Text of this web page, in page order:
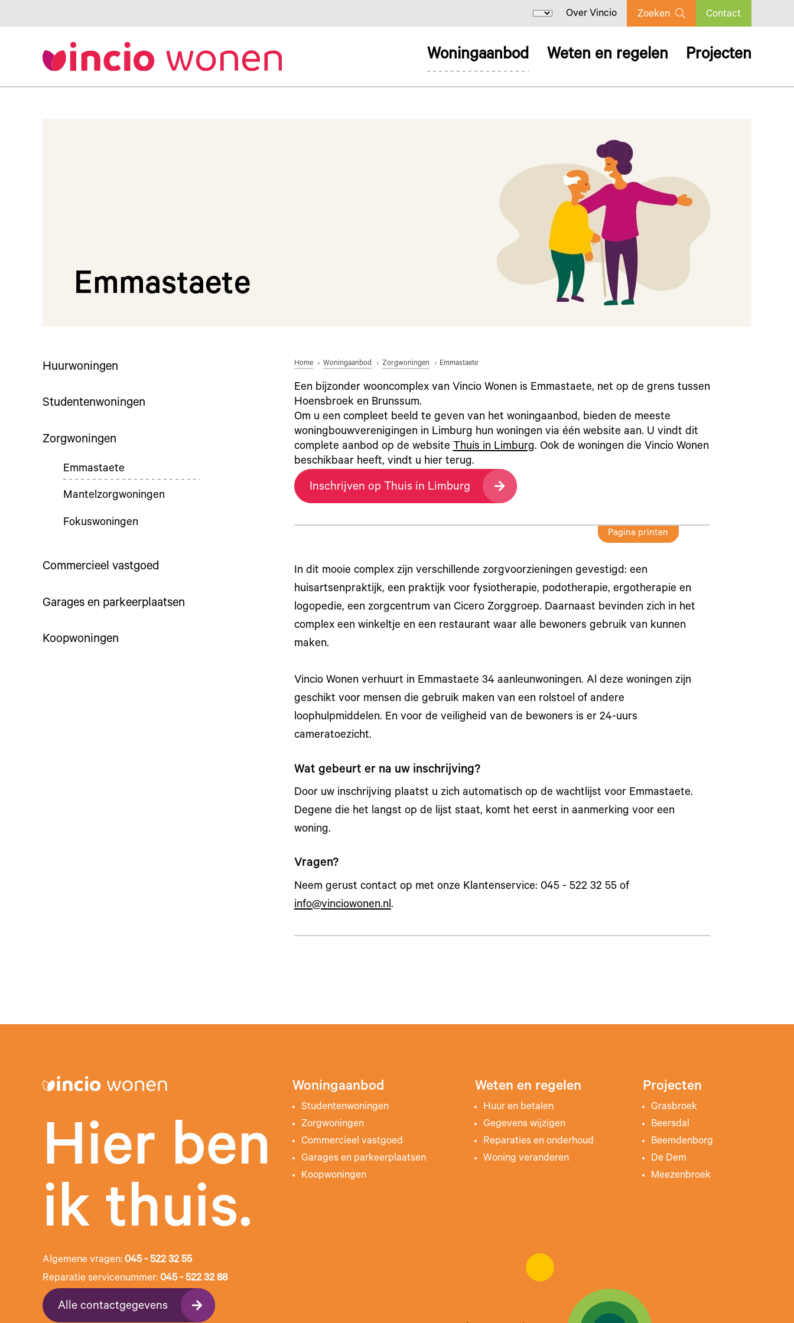
Over Vincio Zoeken Contact
Woningaanbod Weten en regelen Projecten
Emmastaete
Huurwoningen
Studentenwoningen
Zorgwoningen
Emmastaete
Mantelzorgwoningen
Fokuswoningen
Commercieel vastgoed
Garages en parkeerplaatsen
Koopwoningen
Home Woningaanbod Zorgwoningen Emmastaete
Een bijzonder wooncomplex van Vincio Wonen is Emmastaete, net op de grens tussen
Hoensbroek en Brunssum.
Om u een compleet beeld te geven van het woningaanbod, bieden de meeste
woningbouwverenigingen in Limburg hun woningen via één website aan. U vindt dit
complete aanbod op de websiteThuis in Limburg. Ook de woningen die Vincio Wonen
beschikbaar heeft, vindt u hier terug.
Inschrijven op Thuis in Limburg
Pagina printen
In dit mooie complex zijn verschillende zorgvoorzieningen gevestigd: een
huisartsenpraktijk, een praktijk voor fysiotherapie, podotherapie, ergotherapie en
logopedie, een zorgcentrum van Cicero Zorggroep. Daarnaast bevinden zich in het
complex een winkeltje en een restaurant waar alle bewoners gebruik van kunnen
maken.
Vincio Wonen verhuurt in Emmastaete 34 aanleunwoningen. Al deze woningen zijn
geschikt voor mensen die gebruik maken van een rolstoel of andere
loophulpmiddelen. En voor de veiligheid van de bewoners is er 24-uurs
cameratoezicht.
Wat gebeurt er na uw inschrijving?
Door uw inschrijving plaatst u zich automatisch op de wachtlijst voor Emmastaete.
Degene die het langst op de lijst staat, komt het eerst in aanmerking voor een
woning.
Vragen?
Neem gerust contact op met onze Klantenservice: 045 - 522 32 55 of
info@vinciowonen.nl.
Hier ben
ik thuis.
Algemene vragen: 045 - 522 32 55
Reparatie servicenummer: 045 - 522 32 88
Alle contactgegevens
Woningaanbod
Studentenwoningen
Zorgwoningen
Commercieel vastgoed
Garages en parkeerplaatsen
Koopwoningen
Weten en regelen
Huur en betalen
Gegevens wijzigen
Reparaties en onderhoud
Woning veranderen
Projecten
Grasbroek
Beersdal
Beemdenborg
De Dem
Meezenbroek